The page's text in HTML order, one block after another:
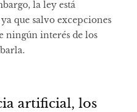
la ley está
que salvo excepciones
ningún interés de los
artificial, los